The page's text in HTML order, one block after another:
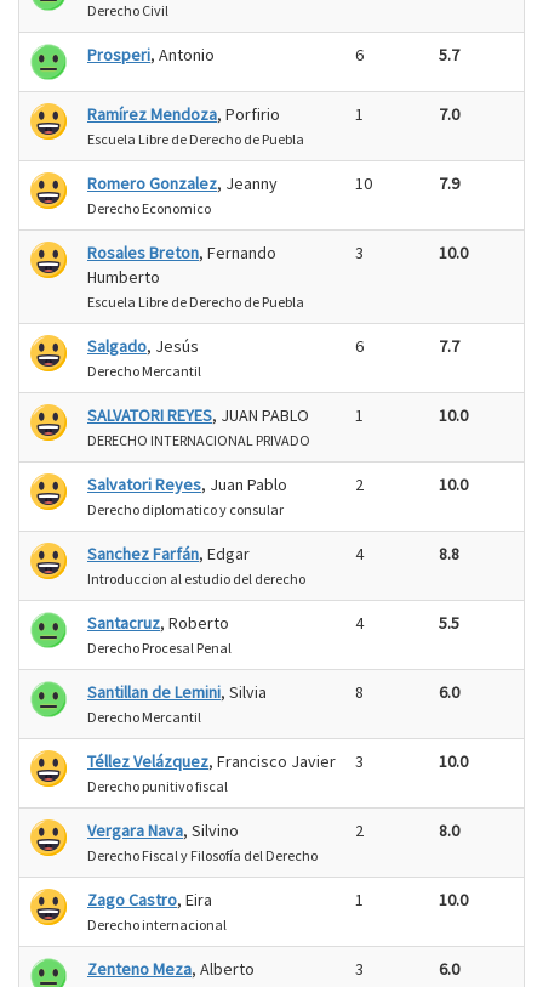
Derecho Civil
Prosperi, Antonio 6 5.7
Ramírez Mendoza, Porfirio
Escuela Libre de Derecho de Puebla
1 7.0
Romero Gonzalez, Jeanny
Derecho Economico
10 7.9
Rosales Breton, Fernando
Humberto
Escuela Libre de Derecho de Puebla
3 10.0
Salgado, Jesús
Derecho Mercantil
6 7.7
SALVATORI REYES, JUAN PABLO
DERECHO INTERNACIONAL PRIVADO
1 10.0
Salvatori Reyes, Juan Pablo
Derecho diplomatico y consular
2 10.0
Sanchez Farfán, Edgar
Introduccion al estudio del derecho
4 8.8
Santacruz, Roberto
Derecho Procesal Penal
4 5.5
Santillan de Lemini, Silvia
Derecho Mercantil
8 6.0
Téllez Velázquez, Francisco Javier
Derecho punitivo fiscal
3 10.0
Vergara Nava, Silvino
Derecho Fiscal y Filosofía del Derecho
2 8.0
Zago Castro, Eira
Derecho internacional
1 10.0
Zenteno Meza, Alberto 3 6.0